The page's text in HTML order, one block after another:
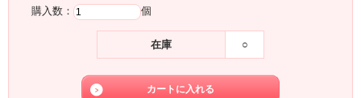
購入数： 個
在庫 ○